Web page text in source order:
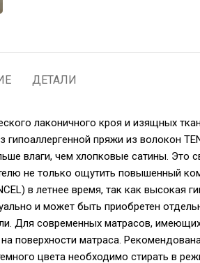
ДЕТАЛИ
лаконичного кроя и изящных
пряжи из волокон
влаги, чем хлопковые сатины. Это
не только ощутить повышенный
в летнее время, так как высокая
и может быть приобретен
Для современных матрасов,
поверхности матраса.
цвета необходимо стирать в